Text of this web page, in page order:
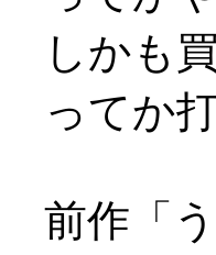
しかも
ってか
前作「